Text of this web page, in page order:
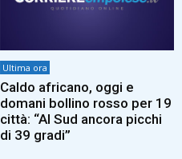
Ultima ora
Caldo africano, oggi e
domani bollino rosso per 19
città: “Al Sud ancora picchi
di 39 gradi”